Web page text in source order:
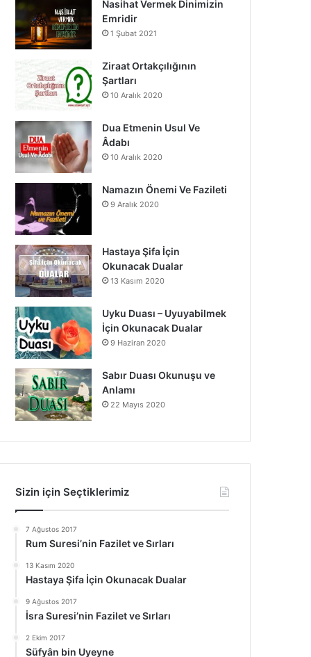
o
o
k
b
g
a
Nasihat Vermek Dinimizin
Emridir
1 Şubat 2021
Ziraat Ortakçılığının
Şartları
10 Aralık 2020
Dua Etmenin Usul Ve
Âdabı
10 Aralık 2020
Namazın Önemi Ve Fazileti
9 Aralık 2020
Hastaya Şifa İçin
Okunacak Dualar
13 Kasım 2020
Uyku Duası – Uyuyabilmek
İçin Okunacak Dualar
9 Haziran 2020
Sabır Duası Okunuşu ve
Anlamı
22 Mayıs 2020
Sizin için Seçtiklerimiz
7 Ağustos 2017
Rum Suresi’nin Fazilet ve Sırları
13 Kasım 2020
Hastaya Şifa İçin Okunacak Dualar
9 Ağustos 2017
İsra Suresi’nin Fazilet ve Sırları
2 Ekim 2017
Süfyân bin Uyeyne